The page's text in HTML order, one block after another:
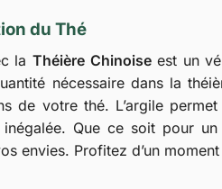
du Thé
la Théière Chinoiseest un
nécessaire dans la
de votre thé. L’argile
inégalée. Que ce soit pour
envies. Profitez d’un